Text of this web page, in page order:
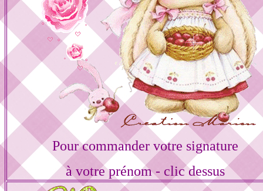
Pour commander votre signature
à votre prénom - clic dessus